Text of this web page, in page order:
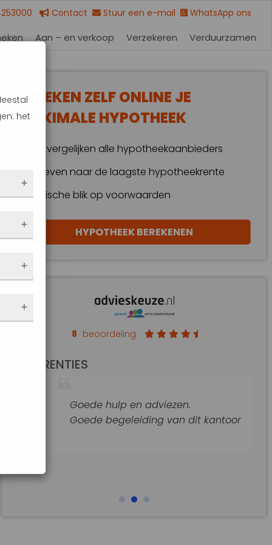
Contact Stuur een e-mail WhatsApp ons
Aan – en verkoop Verzekeren Verduurzamen
BEREKEN ZELF ONLINE JE
MAXIMALE HYPOTHEEK
Wij vergelijken alle hypotheekaanbieders
Streven naar de laagste hypotheekrente
Kritische blik op voorwaarden
HYPOTHEEK BEREKENEN
8 beoordeling
REFERENTIES
Goede hulp en adviezen.
Goede begeleiding van dit kantoor
het
op